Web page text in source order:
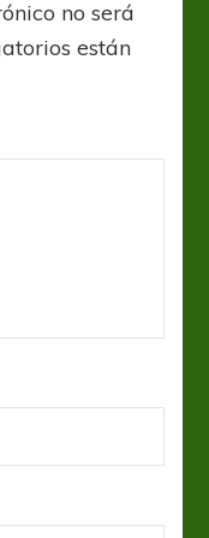
no será
están